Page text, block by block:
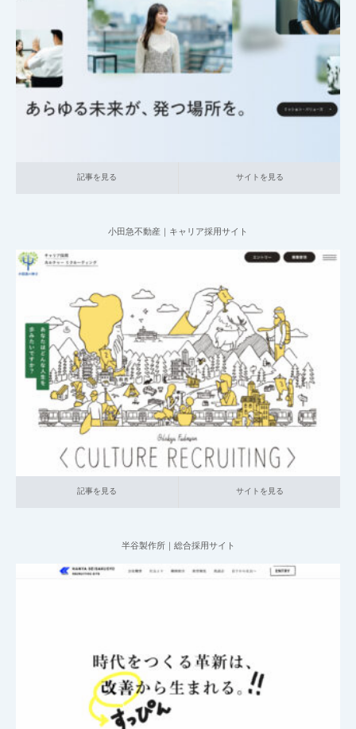
2025.06.20
004_総合採用サイト 007_ネットサービス関連 中小企業の採用サイト
記事を見る サイトを見る
記事を見る サイトを見る
小田急不動産｜キャリア採用サイト
2025.06.20
004_総合採用サイト 020_不動産 大企業の採用サイト
記事を見る サイトを見る
記事を見る サイトを見る
半谷製作所｜総合採用サイト
004_総合採用サイト 002_自動車関連 中小企業の採用サイト
地方の企業
記事を見る サイトを見る